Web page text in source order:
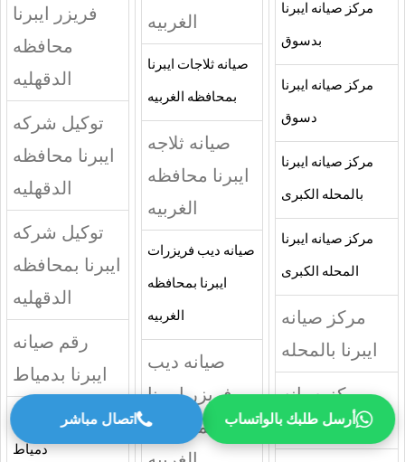
أرسل طلبك بالواتساب اتصال مباشر
مركز صيانه ايبرنا
بدسوق
مركز صيانه ايبرنا
دسوق
مركز صيانه ايبرنا
بالمحله الكبرى
مركز صيانه ايبرنا
المحله الكبرى
مركز صيانه
ايبرنا بالمحله
مركز صيانه
ايبرنا المحله
الغربيه
صيانه ثلاجات ايبرنا
بمحافظه الغربيه
صيانه ثلاجه
ايبرنا محافظه
الغربيه
صيانه ديب فريزرات
ايبرنا بمحافظه
الغربيه
صيانه ديب
فريزر ايبرنا
بمحافظه
فريزر ايبرنا
محافظه
الدقهليه
توكيل شركه
ايبرنا محافظه
الدقهليه
توكيل شركه
ايبرنا بمحافظه
الدقهليه
رقم صيانه
ايبرنا بدمياط
رقم صيانه ايبرنا
دمياط